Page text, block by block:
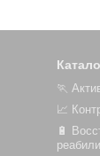
🏃
📈
🔋